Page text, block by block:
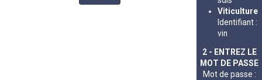
Viticulture
Identifiant :
vin
2 - ENTREZ LE
MOT DE PASSE
Mot de passe :